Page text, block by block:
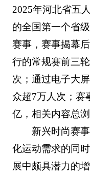
2025年河北省五
的全国第一个省
赛事，赛事揭幕
行的常规赛前三
次；通过电子大
众超7万人次；赛
亿，相关内容总
新兴时尚赛
化运动需求的同
展中颇具潜力的